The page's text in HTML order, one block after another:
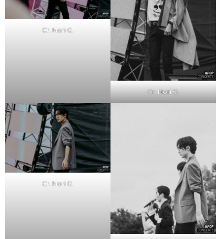
Cr. Nori G.
Cr. Nori G.
Cr. Nori G.